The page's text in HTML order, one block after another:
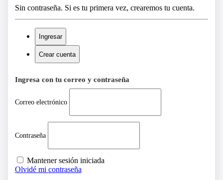
Sin contraseña. Si es tu primera vez, crearemos tu cuenta.
Ingresar
Crear cuenta
Ingresa con tu correo y contraseña
Correo electrónico
Contraseña
Mantener sesión iniciada
Olvidé mi contraseña